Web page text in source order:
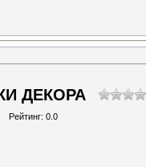
ДЕКОРА
Рейтинг: 0.0